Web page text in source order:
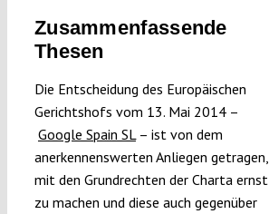
Zusammenfassende
Thesen
Die Entscheidung des Europäischen
Gerichtshofs vom 13. Mai 2014 –
Google Spain SL– ist von dem
anerkennenswerten Anliegen getragen,
mit den Grundrechten der Charta ernst
zu machen und diese auch gegenüber